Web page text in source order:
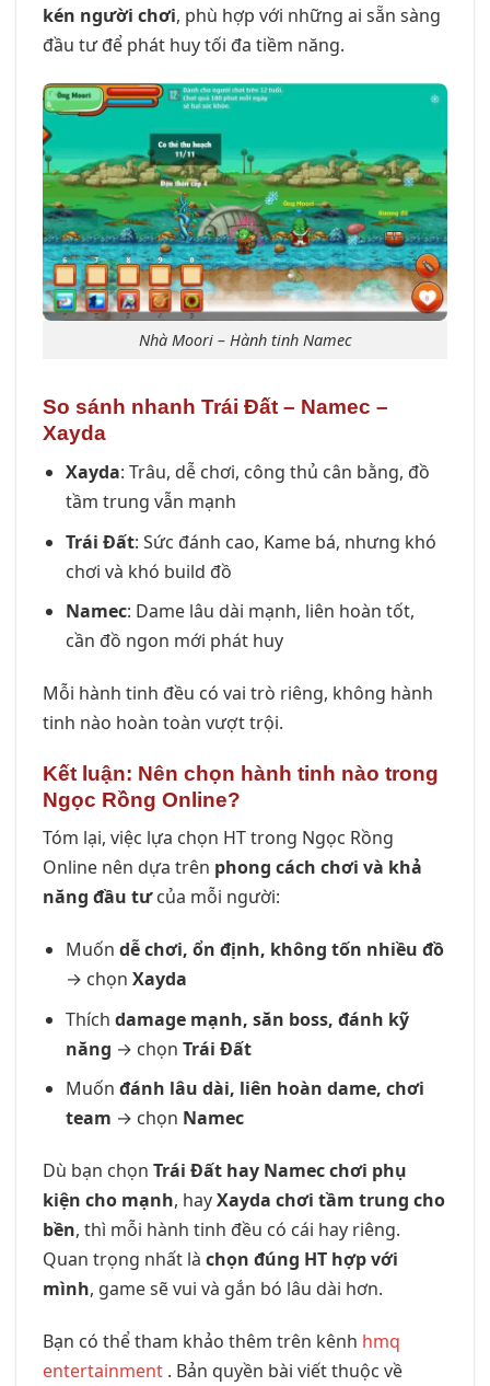
kén người chơi, phù hợp với những ai sẵn sàng
đầu tư để phát huy tối đa tiềm năng.
Nhà Moori – Hành tinh Namec
So sánh nhanh Trái Đất – Namec –
Xayda
Xayda: Trâu, dễ chơi, công thủ cân bằng, đồ
tầm trung vẫn mạnh
Trái Đất: Sức đánh cao, Kame bá, nhưng khó
chơi và khó build đồ
Namec: Dame lâu dài mạnh, liên hoàn tốt,
cần đồ ngon mới phát huy
Mỗi hành tinh đều có vai trò riêng, không hành
tinh nào hoàn toàn vượt trội.
Kết luận: Nên chọn hành tinh nào trong
Ngọc Rồng Online?
Tóm lại, việc lựa chọn HT trong Ngọc Rồng
Online nên dựa trên phong cách chơi và khả
năng đầu tưcủa mỗi người:
Muốn dễ chơi, ổn định, không tốn nhiều đồ
→ chọn Xayda
Thích damage mạnh, săn boss, đánh kỹ
năng → chọn Trái Đất
Muốn đánh lâu dài, liên hoàn dame, chơi
team → chọn Namec
Dù bạn chọn Trái Đất hay Namec chơi phụ
kiện cho mạnh, hayXayda chơi tầm trung cho
bền, thì mỗi hành tinh đều có cái hay riêng.
Quan trọng nhất là chọn đúng HT hợp với
mình, game sẽ vui và gắn bó lâu dài hơn.
Bạn có thể tham khảo thêm trên kênh hmq
entertainment . Bản quyền bài viết thuộc về